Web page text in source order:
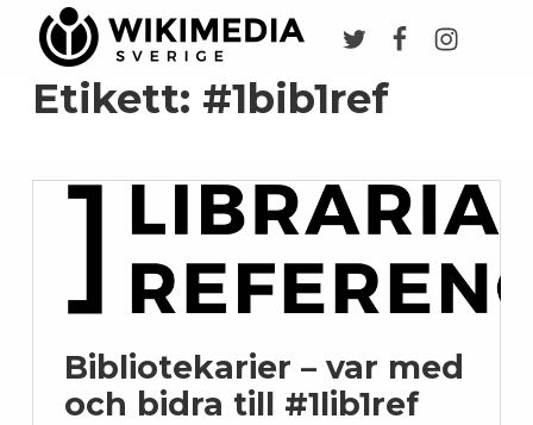
Etikett: #1bib1ref
Bibliotekarier – var med
och bidra till #1lib1ref